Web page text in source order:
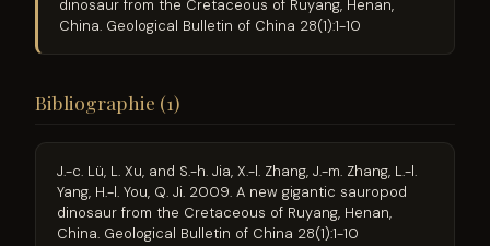
dinosaur from the Cretaceous of Ruyang, Henan,
China. Geological Bulletin of China 28(1):1-10
Bibliographie (1)
J.-c. Lü, L. Xu, and S.-h. Jia, X.-l. Zhang, J.-m. Zhang, L.-l.
Yang, H.-l. You, Q. Ji. 2009. A new gigantic sauropod
dinosaur from the Cretaceous of Ruyang, Henan,
China. Geological Bulletin of China 28(1):1-10